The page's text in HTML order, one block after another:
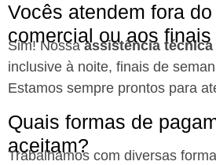
Vocês atendem fora
comercial ou aos
Sim! Nossaassistência
inclusive à noite, finais de
Estamos sempre prontos para
Quais formas de
aceitam?
Trabalhamos com diversas